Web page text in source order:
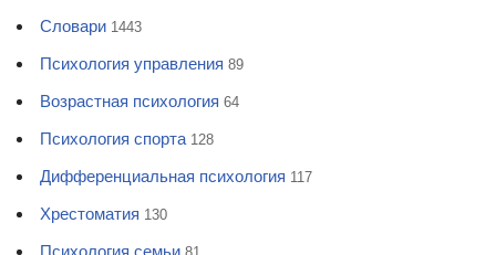
Словари 1443
Психология управления 89
Возрастная психология 64
Психология спорта 128
Дифференциальная психология 117
Хрестоматия 130